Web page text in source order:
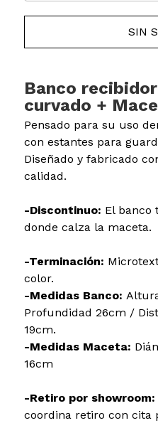
SIN
Banco
curvado +
Pensado para su uso
con estantes para
Diseñado y fabricado
calidad.
-Discontinuo: El banco
donde calza la maceta.
-Terminación:
color.
-Medidas Banco:
Profundidad 26cm /
19cm.
-Medidas Maceta:
16cm
-Retiro por showroom:
coordina retiro con cita